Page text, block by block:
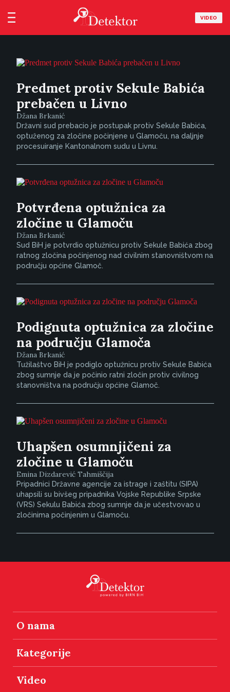
VIDEO
Predmet protiv Sekule Babića
prebačen u Livno
Džana Brkanić
Državni sud prebacio je postupak protiv Sekule Babića,
optuženog za zločine počinjene u Glamoču, na daljnje
procesuiranje Kantonalnom sudu u Livnu.
Potvrđena optužnica za
zločine u Glamoču
Džana Brkanić
Sud BiH je potvrdio optužnicu protiv Sekule Babića zbog
ratnog zločina počinjenog nad civilnim stanovništvom na
području općine Glamoč.
Podignuta optužnica za zločine
na području Glamoča
Džana Brkanić
Tužilaštvo BiH je podiglo optužnicu protiv Sekule Babića
zbog sumnje da je počinio ratni zločin protiv civilnog
stanovništva na području općine Glamoč.
Uhapšen osumnjičeni za
zločine u Glamoču
Emina Dizdarević Tahmiščija
Pripadnici Državne agencije za istrage i zaštitu (SIPA)
uhapsili su bivšeg pripadnika Vojske Republike Srpske
(VRS) Sekulu Babića zbog sumnje da je učestvovao u
zločinima počinjenim u Glamoču.
O nama
Kategorije
Video